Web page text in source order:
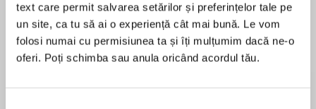
text care permit salvarea setărilor și preferințelor tale pe
un site, ca tu să ai o experiență cât mai bună. Le vom
folosi numai cu permisiunea ta și îți mulțumim dacă ne-o
oferi. Poți schimba sau anula oricând acordul tău.
Desprecarte